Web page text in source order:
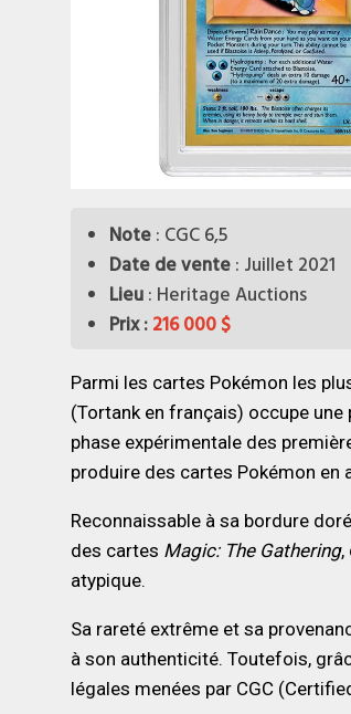
Note : CGC 6,5
Date de vente: Juillet 2021
Lieu : Heritage Auctions
Prix ​​: 216 000 $
Parmi les cartes Pokémon les
(Tortank en français) occupe
phase expérimentale des
produire des cartes Pokémon en
Reconnaissable à sa bordure
des cartes Magic: The Gathering,
atypique.
Sa rareté extrême et sa
à son authenticité. Toutefois,
légales menées par CGC